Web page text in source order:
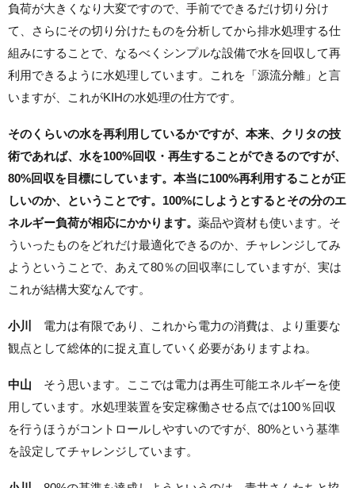
負荷が大きくなり大変ですので、手前でできるだけ切り分け
て、さらにその切り分けたものを分析してから排水処理する仕
組みにすることで、なるべくシンプルな設備で水を回収して再
利用できるように水処理しています。これを「源流分離」と言
いますが、これがKIHの水処理の仕方です。
そのくらいの水を再利用しているかですが、本来、クリタの技
術であれば、水を100%回収・再生することができるのですが、
80%回収を目標にしています。本当に100%再利用することが正
しいのか、ということです。100%にしようとするとその分のエ
ネルギー負荷が相応にかかります。 薬品や資材も使います。そ
ういったものをどれだけ最適化できるのか、チャレンジしてみ
ようということで、あえて80％の回収率にしていますが、実は
これが結構大変なんです。
小川
電力は有限であり、これから電力の消費は、より重要な
観点として総体的に捉え直していく必要がありますよね。
中山 そう思います。ここでは電力は再生可能エネルギーを使
用しています。水処理装置を安定稼働させる点では100％回収
を行うほうがコントロールしやすいのですが、80%という基準
を設定してチャレンジしています。